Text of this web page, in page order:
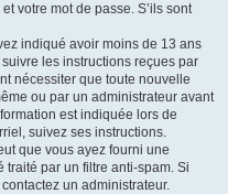
votre mot de passe. S’ils sont
indiqué avoir moins de 13 ans
les instructions reçues par
nécessiter que toute nouvelle
ou par un administrateur avant
est indiquée lors de
suivez ses instructions.
que vous ayez fourni une
par un filtre anti-spam. Si
un administrateur.